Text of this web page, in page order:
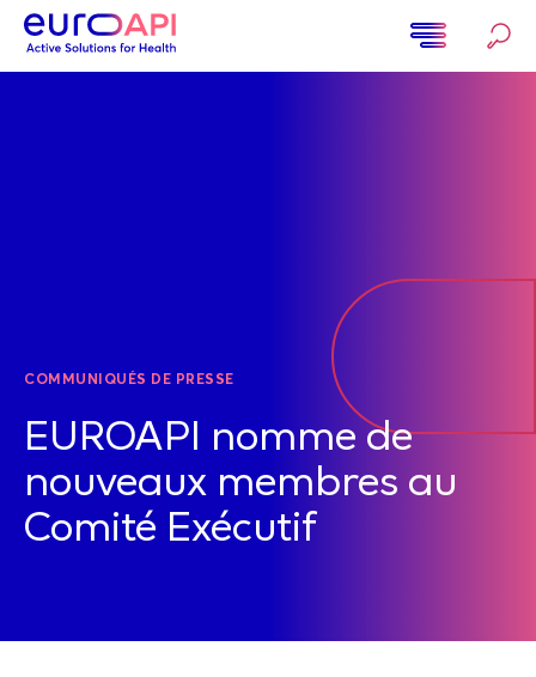
contenu
COMMUNIQUÉS DE PRESSE
EUROAPI nomme de
nouveaux membres au
Comité Exécutif